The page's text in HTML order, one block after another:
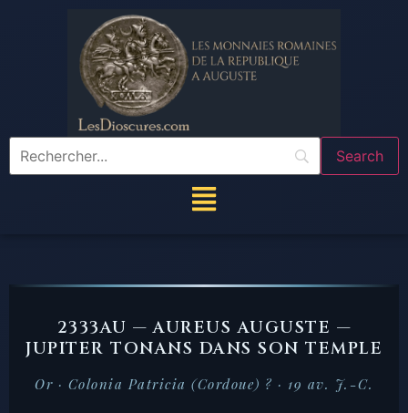
2333AU — AUREUS AUGUSTE —
JUPITER TONANS DANS SON TEMPLE
Or · Colonia Patricia (Cordoue) ? · 19 av. J.-C.